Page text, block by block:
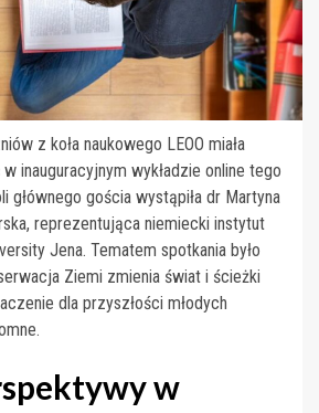
z koła naukowego LEOO miała
inauguracyjnym wykładzie online tego
głównego gościa wystąpiła dr Martyna
reprezentująca niemiecki instytut
Jena. Tematem spotkania było
Ziemi zmienia świat i ścieżki
dla przyszłości młodych
w